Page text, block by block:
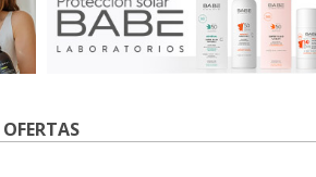
OFERTAS